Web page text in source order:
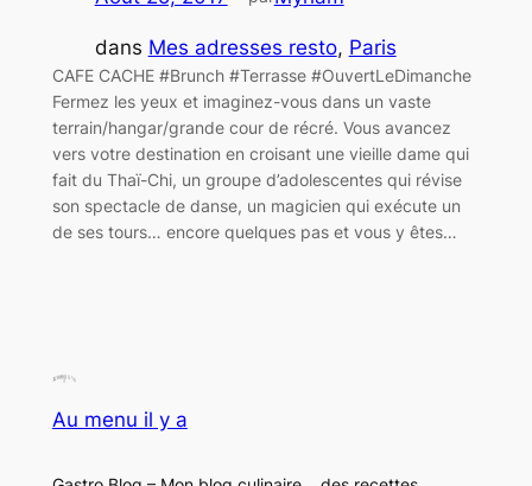
dans Mes adresses resto, Paris
CAFE CACHE #Brunch #Terrasse #OuvertLeDimanche
Fermez les yeux et imaginez-vous dans un vaste
terrain/hangar/grande cour de récré. Vous avancez
vers votre destination en croisant une vieille dame qui
fait du Thaï-Chi, un groupe d’adolescentes qui révise
son spectacle de danse, un magicien qui exécute un
de ses tours… encore quelques pas et vous y êtes…
Au menu il y a